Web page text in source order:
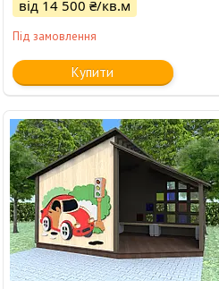
від 14 500 ₴/кв.м
Під замовлення
Купити